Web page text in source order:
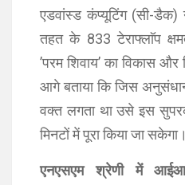
एडवांस्ड कंप्यूटिंग (सी-
तहत के 833 टेराफ्लाॅप
’परम शिवाय’ का विकास और
आगे बताया कि जिस
वक्त लगता था उसे इस
मिनटों में पूरा किया जा सकेगा।
एनएसएम श्रेणी में